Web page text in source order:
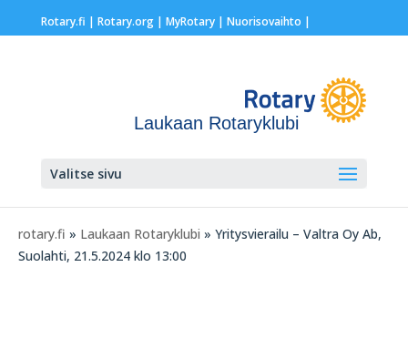
Rotary.fi | Rotary.org| MyRotary | Nuorisovaihto |
Laukaan Rotaryklubi
Valitse sivu
rotary.fi » Laukaan Rotaryklubi » Yritysvierailu – Valtra Oy Ab,
Suolahti, 21.5.2024 klo 13:00